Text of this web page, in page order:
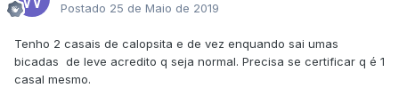
Postado 25 de Maio de 2019
Tenho 2 casais de calopsita e de vez enquando sai umas
bicadas de leve acredito q seja normal. Precisa se certificar q é 1
casal mesmo.